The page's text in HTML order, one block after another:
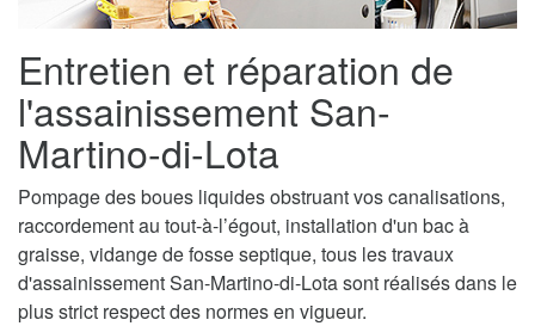
Entretien et réparation de
l'assainissement San-
Martino-di-Lota
Pompage des boues liquides obstruant vos canalisations,
raccordement au tout-à-l’égout, installation d'un bac à
graisse, vidange de fosse septique, tous les travaux
d'assainissement San-Martino-di-Lota sont réalisés dans le
plus strict respect des normes en vigueur.